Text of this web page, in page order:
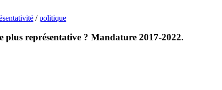
/politique
plus représentative ? Mandature 2017-2022.